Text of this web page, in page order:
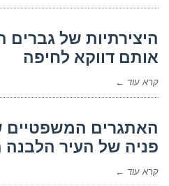
היצירתיות של גברים
אותם דווקא לחיפה
קרא עוד ←
האתגרים
פניה של העיר
קרא עוד ←